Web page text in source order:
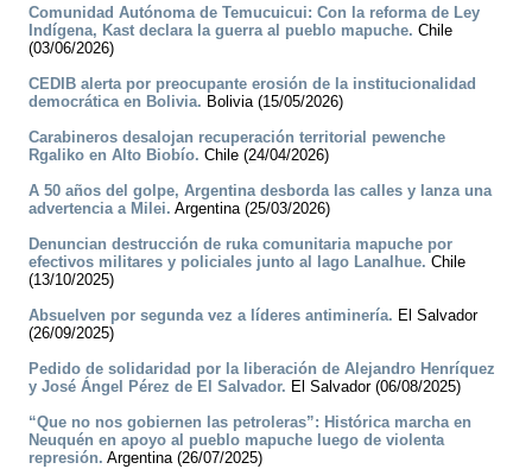
Comunidad Autónoma de Temucuicui: Con la reforma de Ley
Indígena, Kast declara la guerra al pueblo mapuche. Chile
(03/06/2026)
CEDIB alerta por preocupante erosión de la institucionalidad
democrática en Bolivia. Bolivia (15/05/2026)
Carabineros desalojan recuperación territorial pewenche
Rgaliko en Alto Biobío. Chile (24/04/2026)
A 50 años del golpe, Argentina desborda las calles y lanza una
advertencia a Milei. Argentina (25/03/2026)
Denuncian destrucción de ruka comunitaria mapuche por
efectivos militares y policiales junto al lago Lanalhue. Chile
(13/10/2025)
Absuelven por segunda vez a líderes antiminería. El Salvador
(26/09/2025)
Pedido de solidaridad por la liberación de Alejandro Henríquez
y José Ángel Pérez de El Salvador. El Salvador (06/08/2025)
“Que no nos gobiernen las petroleras”: Histórica marcha en
Neuquén en apoyo al pueblo mapuche luego de violenta
represión. Argentina (26/07/2025)